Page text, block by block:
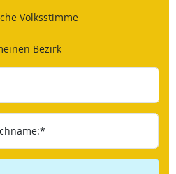
Volksstimme
Bezirk